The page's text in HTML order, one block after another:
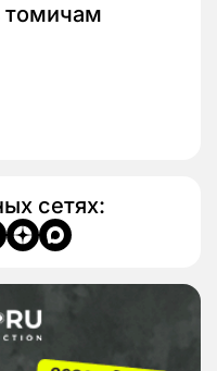
томичам
сетях: